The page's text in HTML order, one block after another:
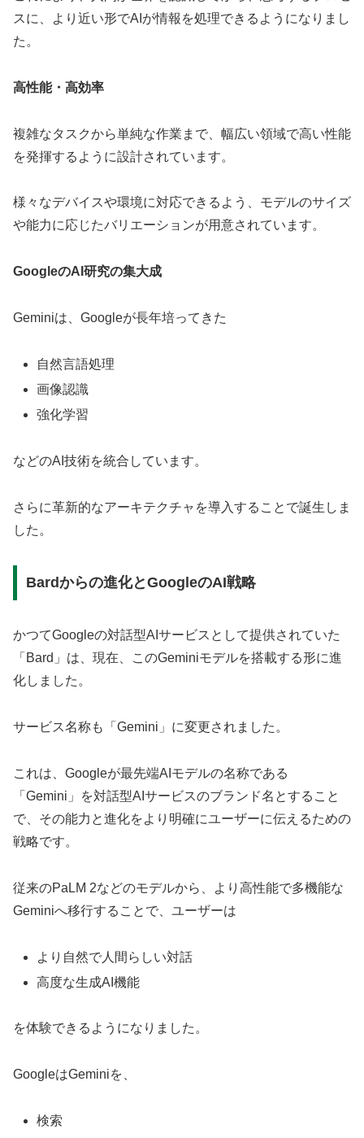
スに、より近い形でAIが情報を処理できるようになりまし
た。
高性能・高効率
複雑なタスクから単純な作業まで、幅広い領域で高い性能
を発揮するように設計されています。
様々なデバイスや環境に対応できるよう、モデルのサイズ
や能力に応じたバリエーションが用意されています。
GoogleのAI研究の集大成
Geminiは、Googleが長年培ってきた
自然言語処理
画像認識
強化学習
などのAI技術を統合しています。
さらに革新的なアーキテクチャを導入することで誕生しま
した。
Bardからの進化とGoogleのAI戦略
かつてGoogleの対話型AIサービスとして提供されていた
「Bard」は、現在、このGeminiモデルを搭載する形に進
化しました。
サービス名称も「Gemini」に変更されました。
これは、Googleが最先端AIモデルの名称である
「Gemini」を対話型AIサービスのブランド名とすること
で、その能力と進化をより明確にユーザーに伝えるための
戦略です。
従来のPaLM 2などのモデルから、より高性能で多機能な
Geminiへ移行することで、ユーザーは
より自然で人間らしい対話
高度な生成AI機能
を体験できるようになりました。
GoogleはGeminiを、
検索